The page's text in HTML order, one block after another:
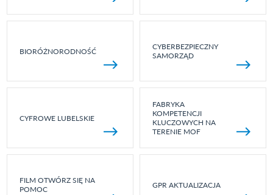
BIORÓŻNORODNOŚĆ
CYBERBEZPIECZNY
SAMORZĄD
CYFROWE LUBELSKIE
FABRYKA
KOMPETENCJI
KLUCZOWYCH NA
TERENIE MOF
FILM OTWÓRZ SIĘ NA
POMOC
GPR AKTUALIZACJA